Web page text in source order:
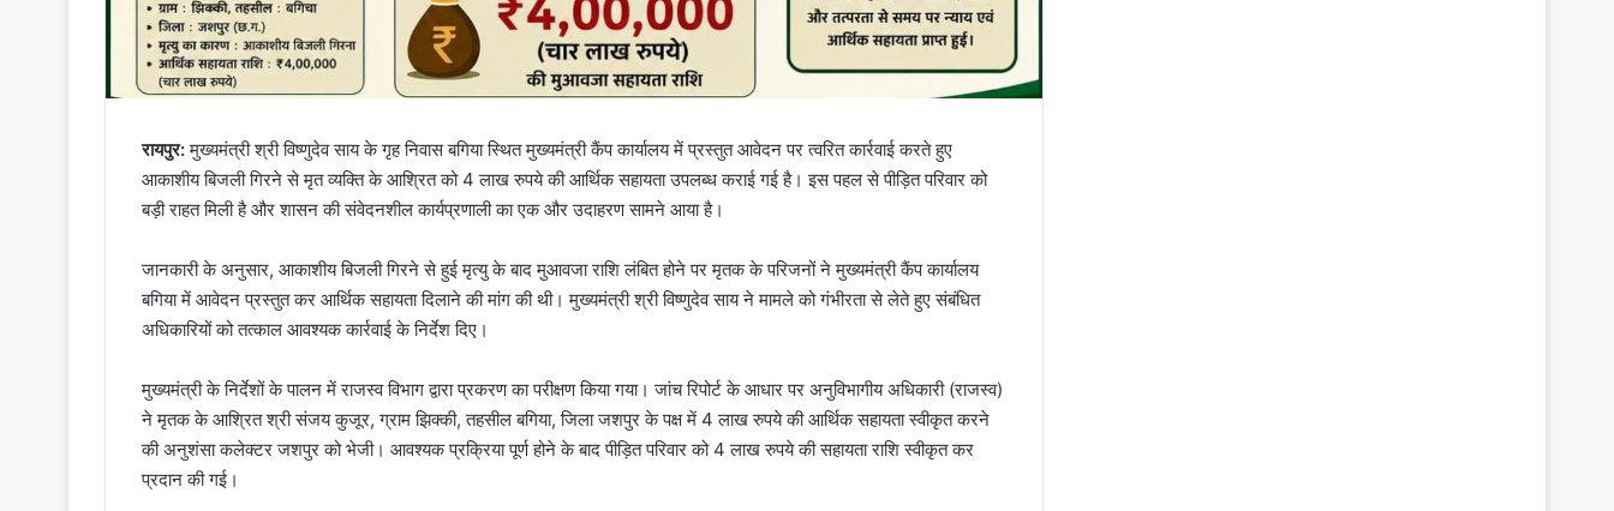
रायपुर:मुख्यमंत्री श्री विष्णुदेव साय के गृह निवास बगिया स्थित मुख्यमंत्री कैंप कार्यालय में प्रस्तुत आवेदन पर त्वरित कार्रवाई करते हुए
आकाशीय बिजली गिरने से मृत व्यक्ति के आश्रित को 4 लाख रुपये की आर्थिक सहायता उपलब्ध कराई गई है। इस पहल से पीड़ित परिवार को
बड़ी राहत मिली है और शासन की संवेदनशील कार्यप्रणाली का एक और उदाहरण सामने आया है।
जानकारी के अनुसार, आकाशीय बिजली गिरने से हुई मृत्यु के बाद मुआवजा राशि लंबित होने पर मृतक के परिजनों ने मुख्यमंत्री कैंप कार्यालय
बगिया में आवेदन प्रस्तुत कर आर्थिक सहायता दिलाने की मांग की थी। मुख्यमंत्री श्री विष्णुदेव साय ने मामले को गंभीरता से लेते हुए संबंधित
अधिकारियों को तत्काल आवश्यक कार्रवाई के निर्देश दिए।
मुख्यमंत्री के निर्देशों के पालन में राजस्व विभाग द्वारा प्रकरण का परीक्षण किया गया। जांच रिपोर्ट के आधार पर अनुविभागीय अधिकारी (राजस्व)
ने मृतक के आश्रित श्री संजय कुजूर, ग्राम झिक्की, तहसील बगिया, जिला जशपुर के पक्ष में 4 लाख रुपये की आर्थिक सहायता स्वीकृत करने
की अनुशंसा कलेक्टर जशपुर को भेजी। आवश्यक प्रक्रिया पूर्ण होने के बाद पीड़ित परिवार को 4 लाख रुपये की सहायता राशि स्वीकृत कर
प्रदान की गई।